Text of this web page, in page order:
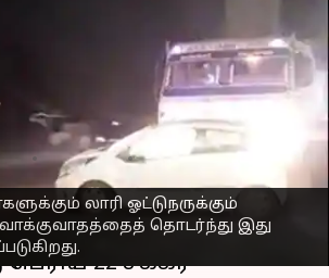
லாரி ஓட்டுநருக்கும்
தொடர்ந்து இது
குடி போதையில்
3 கிலோ
இழுத்து சென்ற
Feb 13, 2023 08:33 pm
பெரிய 22 சக்கர